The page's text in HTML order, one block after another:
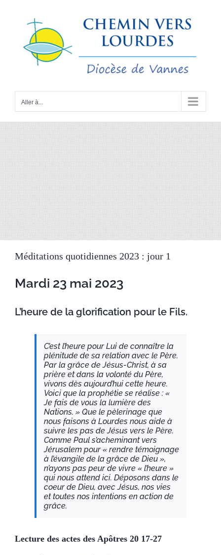
contenu
Aller à...
Méditations quotidiennes 2023 : jour 1
Mardi 23 mai 2023
L’heure de la glorification pour le Fils.
C’est l’heure pour Lui de connaître la
plénitude de sa relation avec le Père.
Par la grâce de Jésus-Christ, à sa
prière et dans la volonté du Père,
vivons dès aujourd’hui cette heure.
Voici que la prophétie se réalise : «
Je fais de vous la lumière des
Nations. » Que le pèlerinage que
nous faisons à Lourdes nous aide à
suivre les pas de Jésus vers le Père.
Comme Paul s’acheminant vers
Jérusalem pour « rendre témoignage
à l’évangile de la grâce de Dieu »,
n’ayons pas peur de vivre « l’heure »
qui nous attend ici. Déposons dans le
coeur de Dieu, avec Jésus, nos vies
et toutes nos intentions en action de
grâce.
Lecture des actes des Apôtres 20 17-27